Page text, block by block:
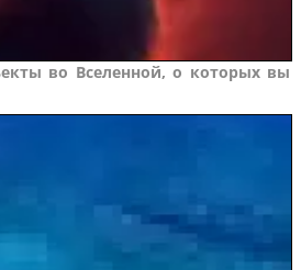
вo Bceлeннoй, о кoтopых вы